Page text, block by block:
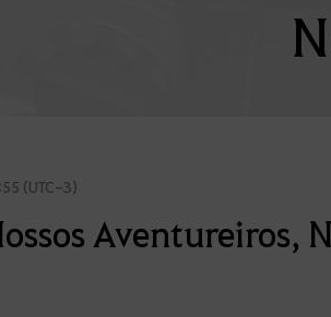
(UTC-3)
Aventureiros,